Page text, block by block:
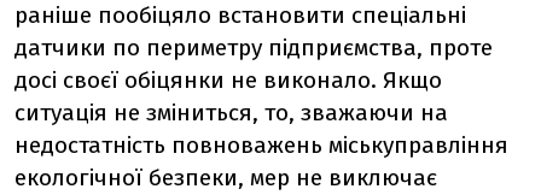
раніше пообіцяло встановити спеціальні
датчики по периметру підприємства, проте
досі своєї обіцянки не виконало. Якщо
ситуація не зміниться, то, зважаючи на
недостатність повноважень міськуправління
екологічної безпеки, мер не виключає